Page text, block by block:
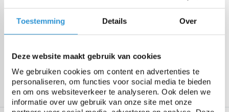
Toestemming Details Over
Deze website maakt gebruik van cookies
We gebruiken cookies om content en advertenties te
personaliseren, om functies voor social media te bieden
en om ons websiteverkeer te analyseren. Ook delen we
informatie over uw gebruik van onze site met onze
Retourneren binnen 14 dagen (alleen standaard
producten)
1195+ klanten geven ons een 9.8/10